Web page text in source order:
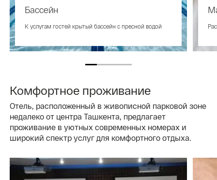
Бассейн
К услугам гостей крытый бассейн с пресной водой
Комфортное проживание
Отель, расположенный в живописной парковой зоне
недалеко от центра Ташкента, предлагает
проживание в уютных современных номерах и
широкий спектр услуг для комфортного отдыха.